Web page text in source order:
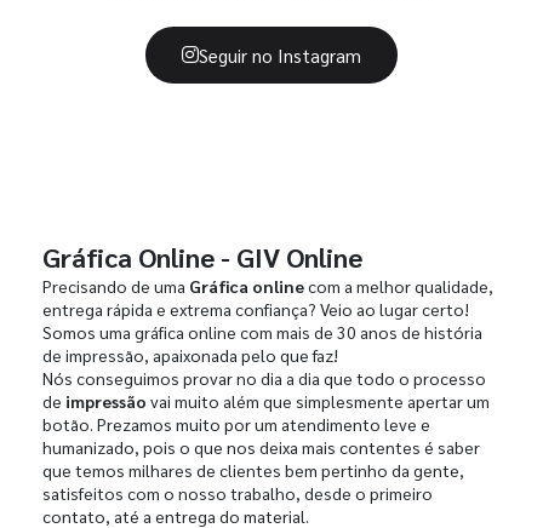
Seguir no Instagram
Gráfica Online - GIV Online
Precisando de uma Gráfica onlinecom a melhor qualidade,
entrega rápida e extrema confiança? Veio ao lugar certo!
Somos uma gráfica online com mais de 30 anos de história
de impressão, apaixonada pelo que faz!
Nós conseguimos provar no dia a dia que todo o processo
de impressão vai muito além que simplesmente apertar um
botão. Prezamos muito por um atendimento leve e
humanizado, pois o que nos deixa mais contentes é saber
que temos milhares de clientes bem pertinho da gente,
satisfeitos com o nosso trabalho, desde o primeiro
contato, até a entrega do material.